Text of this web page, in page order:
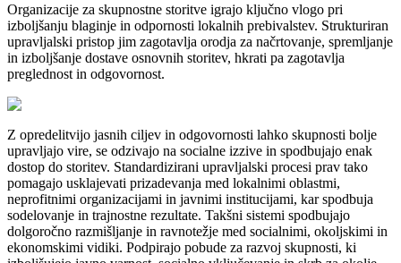
Organizacije za skupnostne storitve igrajo ključno vlogo pri
izboljšanju blaginje in odpornosti lokalnih prebivalstev. Strukturiran
upravljalski pristop jim zagotavlja orodja za načrtovanje, spremljanje
in izboljšanje dostave osnovnih storitev, hkrati pa zagotavlja
preglednost in odgovornost.
Z opredelitvijo jasnih ciljev in odgovornosti lahko skupnosti bolje
upravljajo vire, se odzivajo na socialne izzive in spodbujajo enak
dostop do storitev. Standardizirani upravljalski procesi prav tako
pomagajo usklajevati prizadevanja med lokalnimi oblastmi,
neprofitnimi organizacijami in javnimi institucijami, kar spodbuja
sodelovanje in trajnostne rezultate. Takšni sistemi spodbujajo
dolgoročno razmišljanje in ravnotežje med socialnimi, okoljskimi in
ekonomskimi vidiki. Podpirajo pobude za razvoj skupnosti, ki